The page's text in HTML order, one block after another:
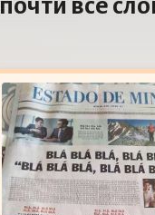
почти все